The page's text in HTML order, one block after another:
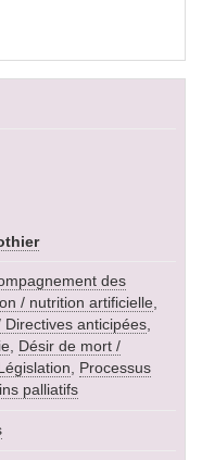
des
/ nutrition artificielle
Directives anticipées
Désir de mort /
Processus
palliatifs